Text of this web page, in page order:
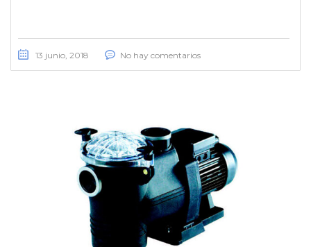
13 junio, 2018 No hay comentarios